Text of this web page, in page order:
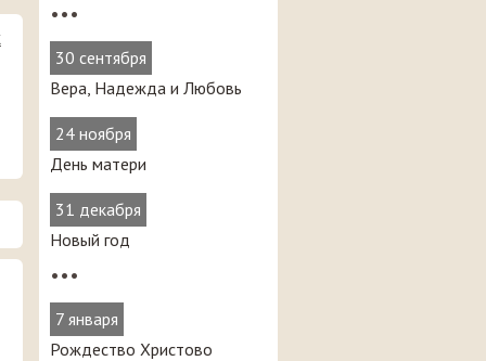
•••
30 сентября
Вера, Надежда и Любовь
24 ноября
День матери
31 декабря
Новый год
•••
7 января
Рождество Христово